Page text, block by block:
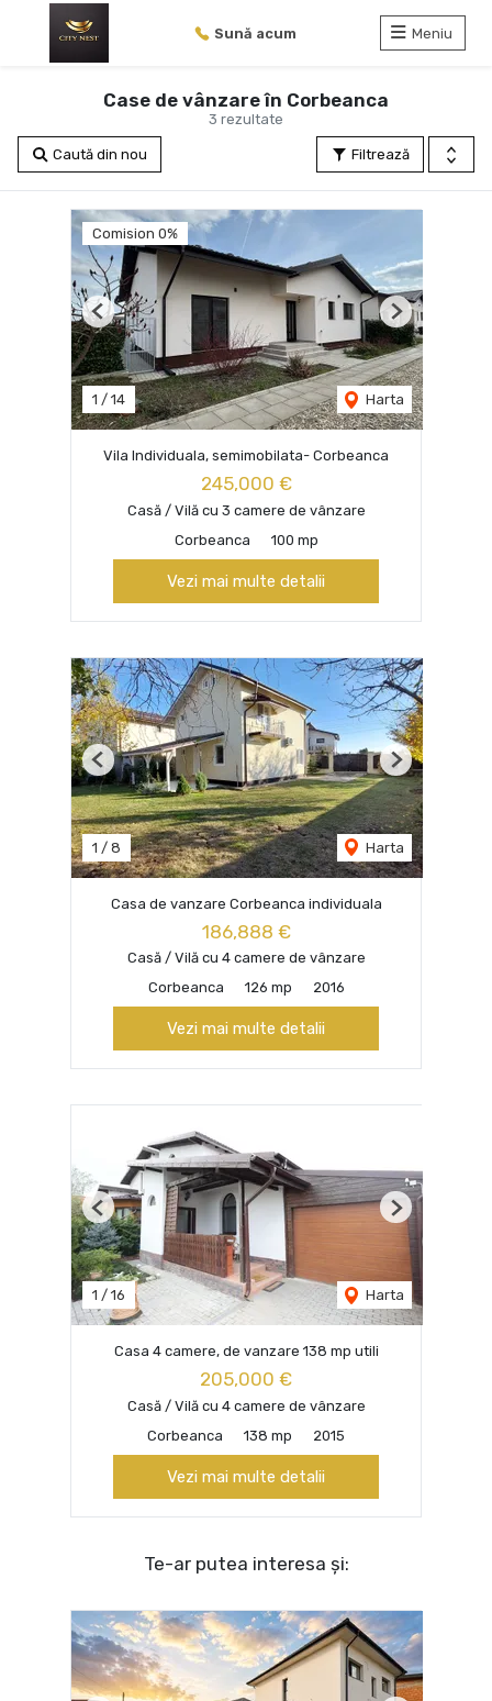
Sună acum Meniu
3 rezultate
Case de vânzare în Corbeanca
Filtrează
Caută din nou
Comision 0%
1 / 14 Harta
Previous Next
Vila Individuala, semimobilata- Corbeanca
245,000 €
Casă / Vilă cu 3 camere de vânzare
Corbeanca
100 mp
Vezi mai multe detalii
1 / 8 Harta
Previous Next
Casa de vanzare Corbeanca individuala
186,888 €
Casă / Vilă cu 4 camere de vânzare
Corbeanca
126 mp 2016
Vezi mai multe detalii
1 / 16 Harta
Previous Next
Casa 4 camere, de vanzare 138 mp utili
205,000 €
Casă / Vilă cu 4 camere de vânzare
Corbeanca
138 mp 2015
Vezi mai multe detalii
Te-ar putea interesa și: